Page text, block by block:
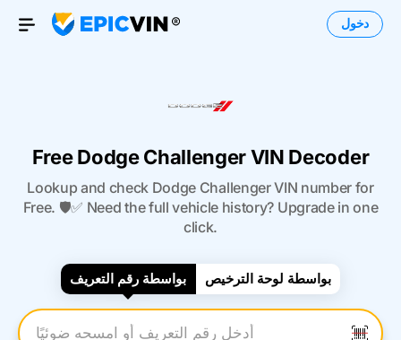
Open Menu
دخول
Free Dodge Challenger VIN Decoder
Lookup and check Dodge Challenger VIN number for
Free. 🛡️✅ Need the full vehicle history? Upgrade in one
click.
بواسطة رقم التعريف بواسطة لوحة الترخيص